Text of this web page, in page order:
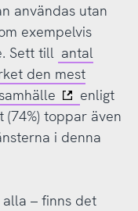
användas utan
exempelvis
Sett till antal
den mest
enligt
(74%) toppar även
i denna
– finns det